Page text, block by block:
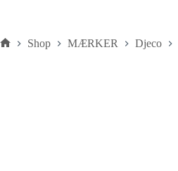
Shop MÆRKER Djeco